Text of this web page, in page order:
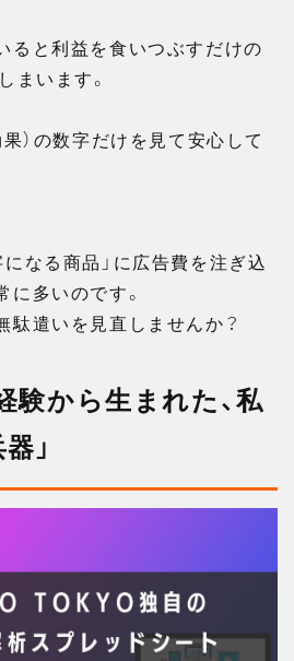
ると利益を食いつぶすだけの
まいます。
）の数字だけを見て安心して
なる商品」に広告費を注ぎ込
多いのです。
駄遣いを見直しませんか？
験から生まれた、私
」